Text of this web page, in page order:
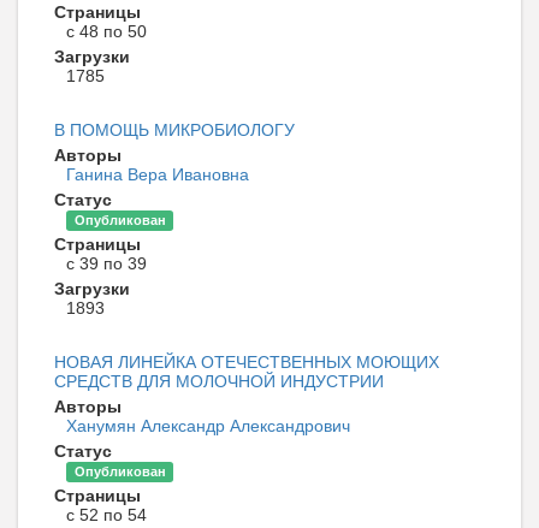
Страницы
с 48 по 50
Загрузки
1785
В ПОМОЩЬ МИКРОБИОЛОГУ
Авторы
Ганина Вера Ивановна
Статус
Опубликован
Страницы
с 39 по 39
Загрузки
1893
НОВАЯ ЛИНЕЙКА ОТЕЧЕСТВЕННЫХ МОЮЩИХ
СРЕДСТВ ДЛЯ МОЛОЧНОЙ ИНДУСТРИИ
Авторы
Ханумян Александр Александрович
Статус
Опубликован
Страницы
с 52 по 54